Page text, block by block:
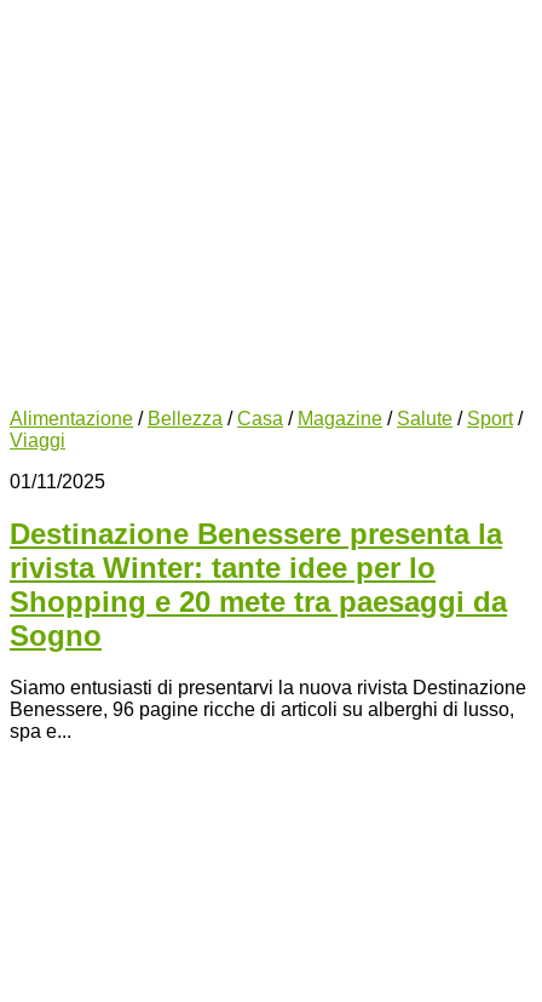
Alimentazione / Bellezza /Casa / Magazine / Salute / Sport/
Viaggi
01/11/2025
Destinazione Benessere presenta la
rivista Winter: tante idee per lo
Shopping e 20 mete tra paesaggi da
Sogno
Siamo entusiasti di presentarvi la nuova rivista Destinazione
Benessere, 96 pagine ricche di articoli su alberghi di lusso,
spa e...